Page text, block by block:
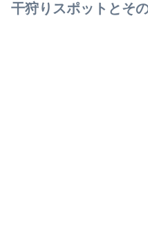
干狩りスポットとそ